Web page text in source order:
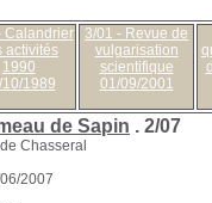
Calandrier
activités
1990
1989
3/01 - Revue de
vulgarisation
scientifique
01/09/2001
de Sapin . 2/07
Chasseral
2007